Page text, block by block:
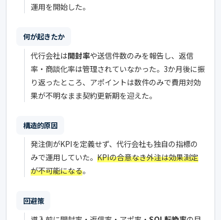
運用を開始した。
何が起きたか
代行会社は開封率や送信件数のみを報告し、返信
率・商談化率は管理されていなかった。3か月後に振
り返ったところ、アポイントは数件のみで費用対効
果が不明なまま契約更新期を迎えた。
構造的原因
発注側がKPIを定義せず、代行会社も独自の指標の
みで運用していた。 KPIの合意なき外注は効果測定
が不可能になる。
回避策